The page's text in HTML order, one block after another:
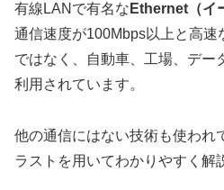
有線LANで有名な Ethernet（イ
通信速度が100Mbps以上と高速
ではなく、自動車、工場、デー
利用されています。
他の通信にはない技術も使われ
ラストを用いてわかりやすく解